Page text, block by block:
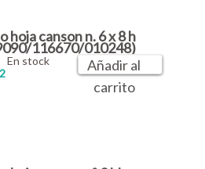
hoja canson n. 6 x 8 h
116670/010248)
En stock
Añadir al
carrito